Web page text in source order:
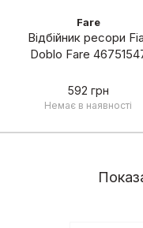
Fare
Відбійник ресори
Doblo Fare
592 грн
Немає в наявності